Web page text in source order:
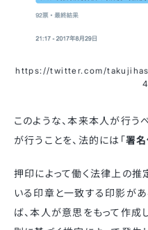
https://twitter.com/
このような、本来本人が行う
が行うことを、法的には「署名
押印によって働く法律上の推
いる印章と一致する印影が
ば、本人が意思をもって作成